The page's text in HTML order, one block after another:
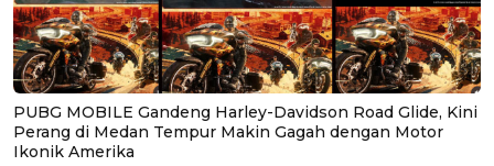
PUBG MOBILE Gandeng Harley-Davidson Road Glide, Kini
Perang di Medan Tempur Makin Gagah dengan Motor
Ikonik Amerika